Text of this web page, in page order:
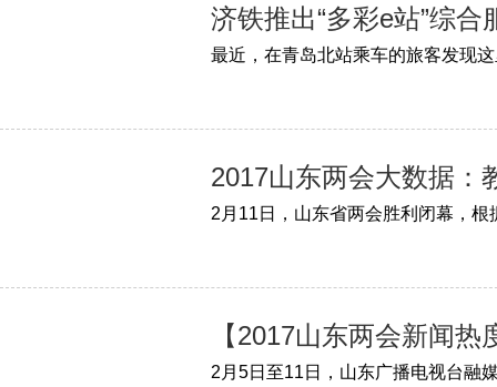
济铁推出“多彩e站”综
2017山东两会大数据：
【2017山东两会新闻